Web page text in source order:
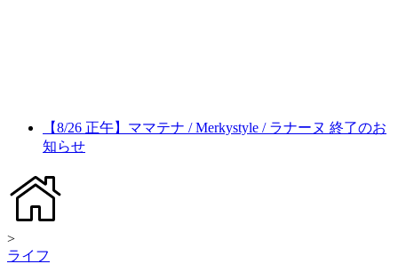
【8/26 正午】ママテナ / Merkystyle / ラナーヌ 終了のお
知らせ
>
ライフ